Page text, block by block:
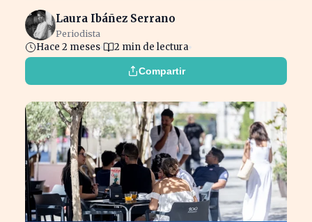
Laura Ibáñez Serrano
Periodista
Hace 2 meses 2 min de lectura
Compartir